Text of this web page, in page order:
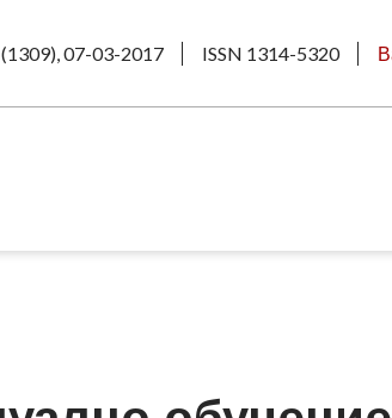
07-03-2017 ISSN 1314-5320